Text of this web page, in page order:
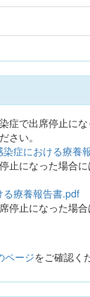
症で出席停止にな
さい。
症における療養
止になった場合
療養報告書.pdf
停止になった場
ページをご確認く